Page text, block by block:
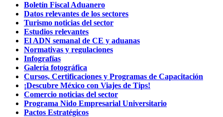
Boletín Fiscal Aduanero
Datos relevantes de los sectores
Turismo noticias del sector
Estudios relevantes
El ADN semanal de CE y aduanas
Normativas y regulaciones
Infografías
Galería fotográfica
Cursos, Certificaciones y Programas de Capacitación
¡Descubre México con Viajes de Tips!
Comercio noticias del sector
Programa Nido Empresarial Universitario
Pactos Estratégicos